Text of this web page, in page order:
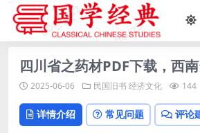
四川省之药材PDF下载，西
2025-06-06 民国旧书 经济文化 144
详情介绍 常见问题 评论